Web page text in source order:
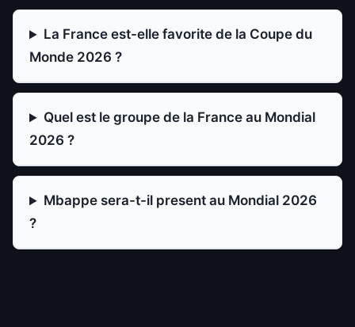
La France est-elle favorite de la Coupe du
Monde 2026 ?
Quel est le groupe de la France au Mondial
2026 ?
Mbappe sera-t-il present au Mondial 2026
?